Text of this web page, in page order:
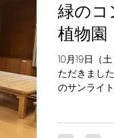
緑の
植物園
10月19日（
ただきまし
のサンライ